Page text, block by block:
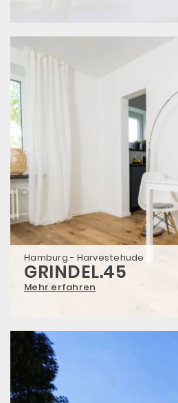
Hamburg - Harvestehude
GRINDEL.45
Mehr erfahren